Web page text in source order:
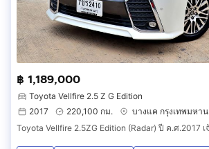
฿ 1,189,000
Toyota Vellfire 2.5 Z G Edition
2017
220,100 กม.
บางแค กรุงเทพมหา